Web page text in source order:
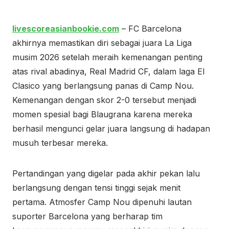
livescoreasianbookie.com – FC Barcelona
akhirnya memastikan diri sebagai juara La Liga
musim 2026 setelah meraih kemenangan penting
atas rival abadinya, Real Madrid CF, dalam laga El
Clasico yang berlangsung panas di Camp Nou.
Kemenangan dengan skor 2-0 tersebut menjadi
momen spesial bagi Blaugrana karena mereka
berhasil mengunci gelar juara langsung di hadapan
musuh terbesar mereka.
Pertandingan yang digelar pada akhir pekan lalu
berlangsung dengan tensi tinggi sejak menit
pertama. Atmosfer Camp Nou dipenuhi lautan
suporter Barcelona yang berharap tim